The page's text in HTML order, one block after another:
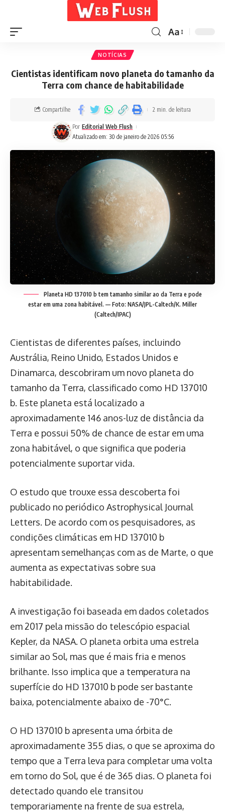
Aa
NOTÍCIAS
Cientistas identificam novo planeta do tamanho da
Terra com chance de habitabilidade
Atualizado em: 30 de janeiro de 2026 05:56
Por Editorial Web Flush
Compartilhe 2 min. de leitura
Planeta HD 137010 b tem tamanho similar ao da Terra e pode
estar em uma zona habitável. — Foto: NASA/JPL-Caltech/K. Miller
(Caltech/IPAC)
Cientistas de diferentes países, incluindo
Austrália, Reino Unido, Estados Unidos e
Dinamarca, descobriram um novo planeta do
tamanho da Terra, classificado como HD 137010
b. Este planeta está localizado a
aproximadamente 146 anos-luz de distância da
Terra e possui 50% de chance de estar em uma
zona habitável, o que significa que poderia
potencialmente suportar vida.
O estudo que trouxe essa descoberta foi
publicado no periódico Astrophysical Journal
Letters. De acordo com os pesquisadores, as
condições climáticas em HD 137010 b
apresentam semelhanças com as de Marte, o que
aumenta as expectativas sobre sua
habitabilidade.
A investigação foi baseada em dados coletados
em 2017 pela missão do telescópio espacial
Kepler, da NASA. O planeta orbita uma estrela
similar ao Sol, mas que é mais fria e menos
brilhante. Isso implica que a temperatura na
superfície do HD 137010 b pode ser bastante
baixa, potencialmente abaixo de -70°C.
O HD 137010 b apresenta uma órbita de
aproximadamente 355 dias, o que se aproxima do
tempo que a Terra leva para completar uma volta
em torno do Sol, que é de 365 dias. O planeta foi
detectado quando ele transitou
temporariamente na frente de sua estrela,